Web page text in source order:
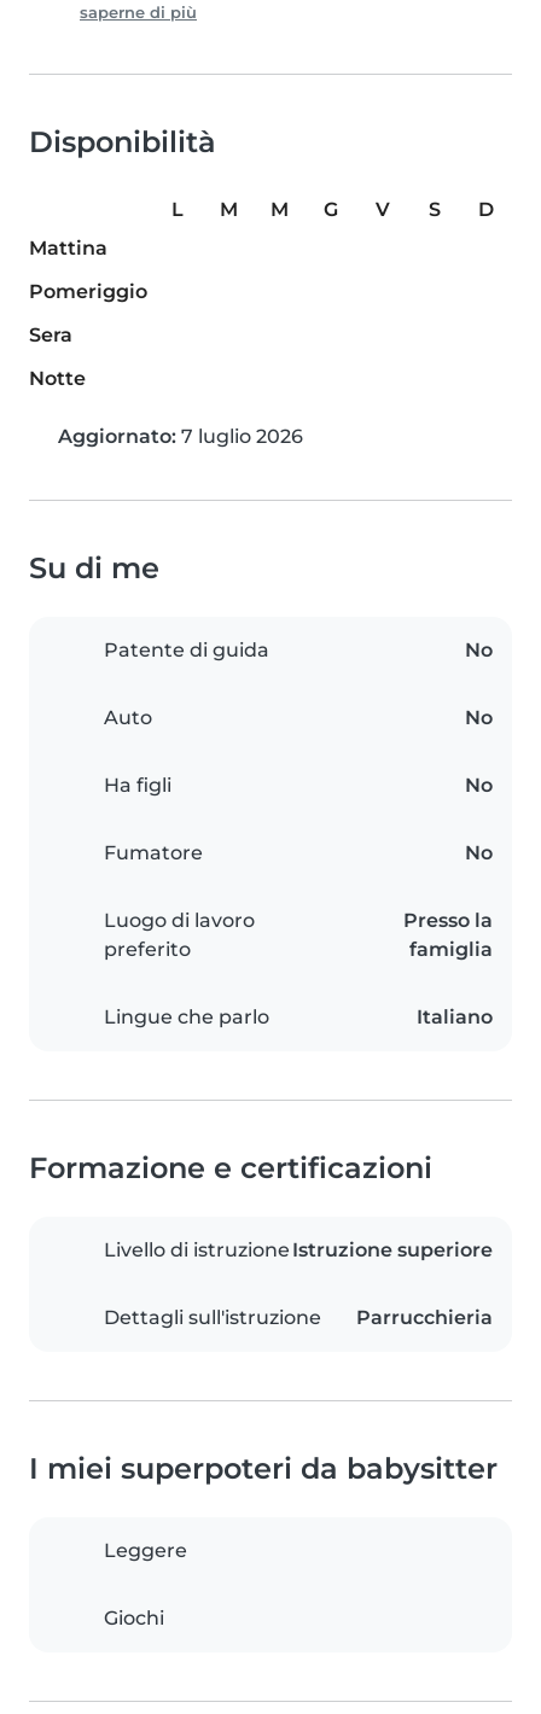
saperne di più
Disponibilità
L M M G V S
D
Mattina
Pomeriggio
Sera
Notte
Aggiornato: 7 luglio 2026
Su di me
Patente di guida No
Auto No
Ha figli No
Fumatore No
Luogo di lavoro
preferito
Presso la
famiglia
Lingue che parlo Italiano
Formazione e certificazioni
Livello di istruzione Istruzione superiore
Dettagli sull'istruzione Parrucchieria
I miei superpoteri da babysitter
Leggere
Giochi